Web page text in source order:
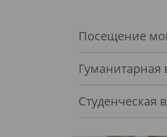
Посещение
Гуманитарная
Студенческая